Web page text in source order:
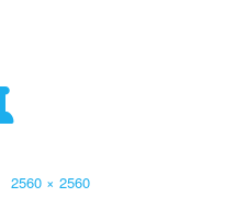
Volle
2560 × 2560